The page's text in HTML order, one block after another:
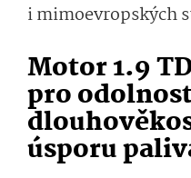
i mimoevropských
Motor 1.9
pro
úsporu